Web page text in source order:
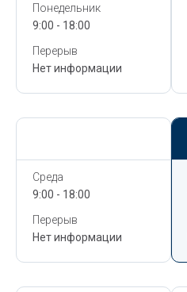
Понедельник
9:00 - 18:00
Перерыв
Нет информации
Среда
9:00 - 18:00
Перерыв
Нет информации